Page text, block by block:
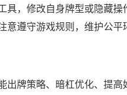
，修改自身牌型或隐藏操
遵守游戏规则，维护公平
出牌策略、暗杠优化、提高